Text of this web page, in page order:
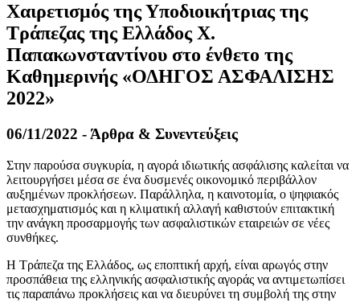
Χαιρετισμός της Υποδιοικήτριας της
Τράπεζας της Ελλάδος Χ.
Παπακωνσταντίνου στο ένθετο της
Καθημερινής «ΟΔΗΓΟΣ ΑΣΦΑΛΙΣΗΣ
2022»
06/11/2022 - Άρθρα & Συνεντεύξεις
Στην παρούσα συγκυρία, η αγορά ιδιωτικής ασφάλισης καλείται να
λειτουργήσει μέσα σε ένα δυσμενές οικονομικό περιβάλλον
αυξημένων προκλήσεων. Παράλληλα, η καινοτομία, ο ψηφιακός
μετασχηματισμός και η κλιματική αλλαγή καθιστούν επιτακτική
την ανάγκη προσαρμογής των ασφαλιστικών εταιρειών σε νέες
συνθήκες.
Η Τράπεζα της Ελλάδος, ως εποπτική αρχή, είναι αρωγός στην
προσπάθεια της ελληνικής ασφαλιστικής αγοράς να αντιμετωπίσει
τις παραπάνω προκλήσεις και να διευρύνει τη συμβολή της στην